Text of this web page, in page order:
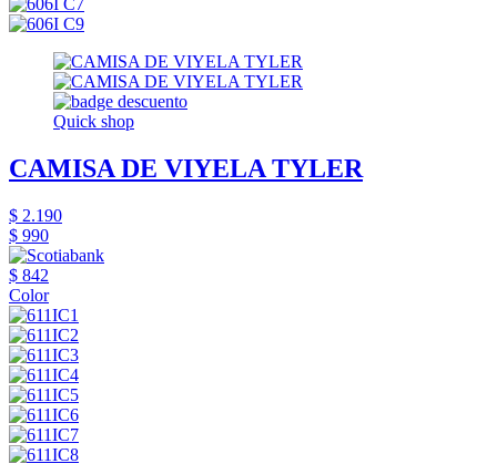
Quick shop
CAMISA DE VIYELA TYLER
$ 2.190
$ 990
$ 842
Color